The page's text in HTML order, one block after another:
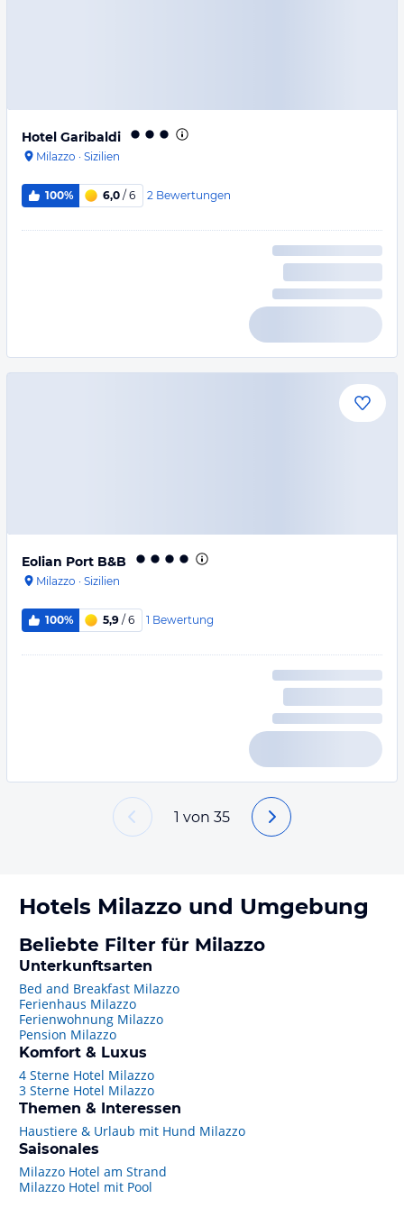
Hotel Garibaldi
Milazzo · Sizilien
100% 6,0 / 6 2 Bewertungen
Eolian Port B&B
Milazzo · Sizilien
100% 5,9 / 6 1 Bewertung
1 von 35
Hotels Milazzo und Umgebung
Beliebte Filter für Milazzo
Unterkunftsarten
Bed and Breakfast Milazzo
Ferienhaus Milazzo
Ferienwohnung Milazzo
Pension Milazzo
Komfort & Luxus
4 Sterne Hotel Milazzo
3 Sterne Hotel Milazzo
Themen & Interessen
Haustiere & Urlaub mit Hund Milazzo
Saisonales
Milazzo Hotel am Strand
Milazzo Hotel mit Pool